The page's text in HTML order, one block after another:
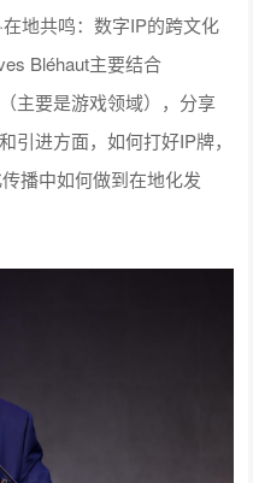
地共鸣：数字IP的跨文化
Bléhaut主要结合
主要是游戏领域），分享
引进方面，如何打好IP牌，
播中如何做到在地化发